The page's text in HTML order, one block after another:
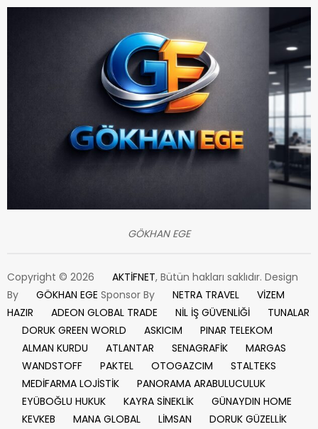
GÖKHAN EGE
Copyright © 2026 AKTİFNET, Bütün hakları saklıdır. Design
By
GÖKHAN EGE Sponsor By NETRA TRAVEL
VİZEM
HAZIR
ADEON GLOBAL TRADE NİL İŞ GÜVENLİĞİ
TUNALAR
DORUK GREEN WORLD
ASKICIM
PINAR TELEKOM
ALMAN KURDU
ATLANTAR SENAGRAFİK
MARGAS
WANDSTOFF
PAKTEL OTOGAZCIM
STALTEKS
MEDİFARMA LOJİSTİK
PANORAMA ARABULUCULUK
EYÜBOĞLU HUKUK
KAYRA SİNEKLİK
GÜNAYDIN HOME
KEVKEB
MANA GLOBAL LİMSAN
DORUK GÜZELLİK